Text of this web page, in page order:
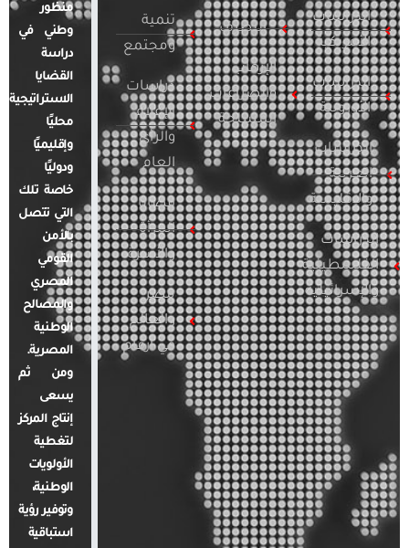
الدراسات
الأمريكية
الدراسات
الأوروبية
الدراسات
العربية
والإقليمية
الدراسات
الفلسطينية
والإسرائيلية
التطرف
الإرهاب
والصراعات
المسلحة
تنمية
ومجتمع
دراسات
الإعلام
والرأي
العام
قضايا
المرأة
والأسرة
مصر
والعالم
في أرقام
منظور
وطني في
دراسة
القضايا
الاستراتيجية
محليًا
وإقليميًا
ودوليًا
خاصة تلك
التي تتصل
بالأمن
القومي
المصري
والمصالح
الوطنية
المصرية.
ومن ثم
يسعى
إنتاج المركز
لتغطية
الأولويات
الوطنية،
وتوفير رؤية
استباقية